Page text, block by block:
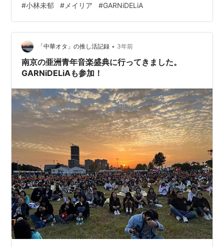
の夏フェスを開催するとのこと！ RED LAND 開催期間：
2025年8月8日~10日 （14:00~21:30） 場所：上海楊浦
区復興島-船台PARK チケットは、7月22日14時から発売
開始！ 298元/1日だそう そして3日間の音楽フェスパー
トの布陣も発表になりました！ 日本人アーテ…
#小林未郁 # メイリア #GARNiDELiA
「中華オタ」の推し活記録 • 3年前
南京の亜洲青年音楽盛典に行ってきました。
GARNiDELiAも参加！